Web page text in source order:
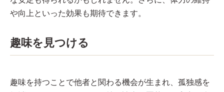
や向上といった効果も期待できます。
趣味を見つける
趣味を持つことで他者と関わる機会が生まれ、孤独感を